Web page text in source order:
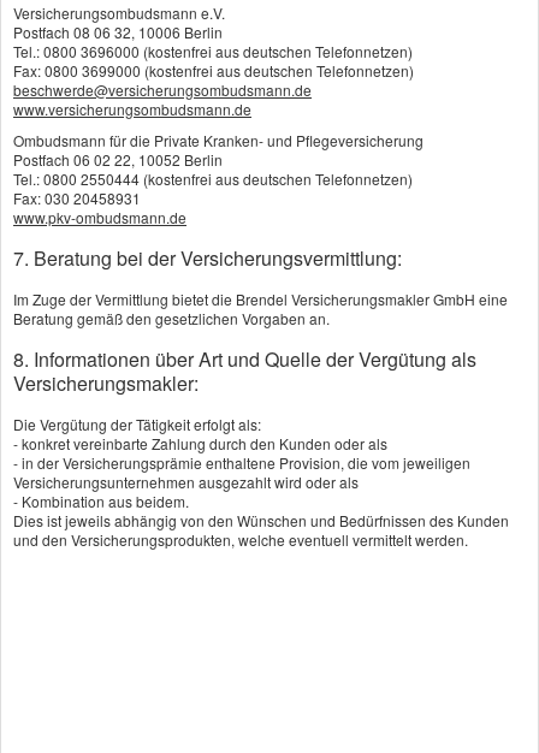
Straße, Hausnr.: *
PLZ, Ort: *
Telefon: *
E-Mail: *
Ich wünsche Informationen über:
Anmerkungen
Versicherungsombudsmann e.V.
Postfach 08 06 32, 10006 Berlin
Tel.: 0800 3696000 (kostenfrei aus deutschen Telefonnetzen)
Fax: 0800 3699000 (kostenfrei aus deutschen Telefonnetzen)
beschwerde@versicherungsombudsmann.de
www.versicherungsombudsmann.de
Ombudsmann für die Private Kranken- und Pflegeversicherung
Postfach 06 02 22, 10052 Berlin
Tel.: 0800 2550444 (kostenfrei aus deutschen Telefonnetzen)
Fax: 030 20458931
www.pkv-ombudsmann.de
7. Beratung bei der Versicherungsvermittlung:
Im Zuge der Vermittlung bietet die Brendel Versicherungsmakler GmbH eine
Beratung gemäß den gesetzlichen Vorgaben an.
8. Informationen über Art und Quelle der Vergütung als
Versicherungsmakler:
Die Vergütung der Tätigkeit erfolgt als:
- konkret vereinbarte Zahlung durch den Kunden oder als
- in der Versicherungsprämie enthaltene Provision, die vom jeweiligen
Versicherungsunternehmen ausgezahlt wird oder als
- Kombination aus beidem.
Dies ist jeweils abhängig von den Wünschen und Bedürfnissen des Kunden
und den Versicherungsprodukten, welche eventuell vermittelt werden.